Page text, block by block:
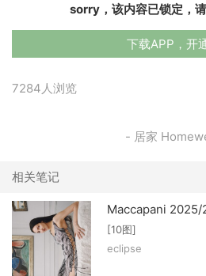
sorry，该内容已锁定，
下载APP，开
7284人浏览
- 居家
相关笔记
Maccapani 2025/
[10图]
eclipse